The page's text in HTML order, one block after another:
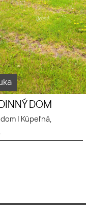
DOM
Kúpeľná,